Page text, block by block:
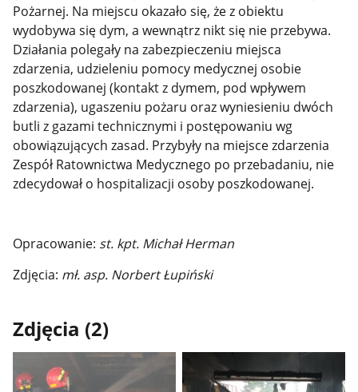
Pożarnej. Na miejscu okazało się, że z obiektu
wydobywa się dym, a wewnątrz nikt się nie przebywa.
Działania polegały na zabezpieczeniu miejsca
zdarzenia, udzieleniu pomocy medycznej osobie
poszkodowanej (kontakt z dymem, pod wpływem
zdarzenia), ugaszeniu pożaru oraz wyniesieniu dwóch
butli z gazami technicznymi i postępowaniu wg
obowiązujących zasad. Przybyły na miejsce zdarzenia
Zespół Ratownictwa Medycznego po przebadaniu, nie
zdecydował o hospitalizacji osoby poszkodowanej.
Opracowanie: st. kpt. Michał Herman
Zdjęcia: mł. asp. Norbert Łupiński
Zdjęcia (2)